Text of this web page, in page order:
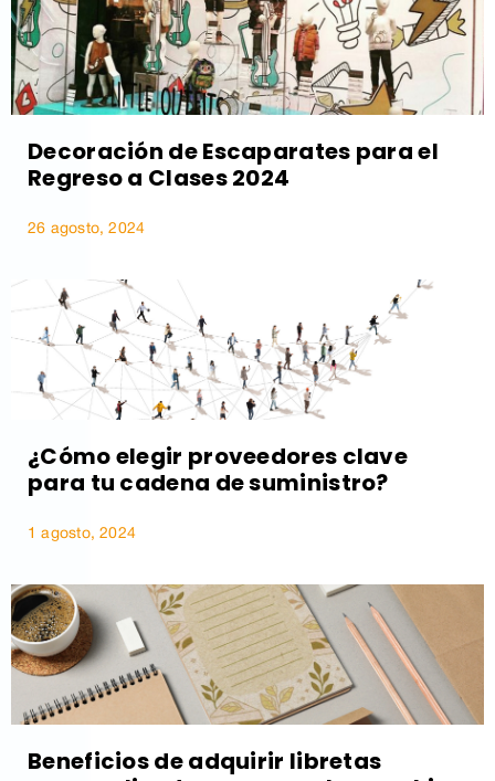
Decoración de Escaparates para el
Regreso a Clases 2024
26 agosto, 2024
¿Cómo elegir proveedores clave
para tu cadena de suministro?
1 agosto, 2024
Beneficios de adquirir libretas